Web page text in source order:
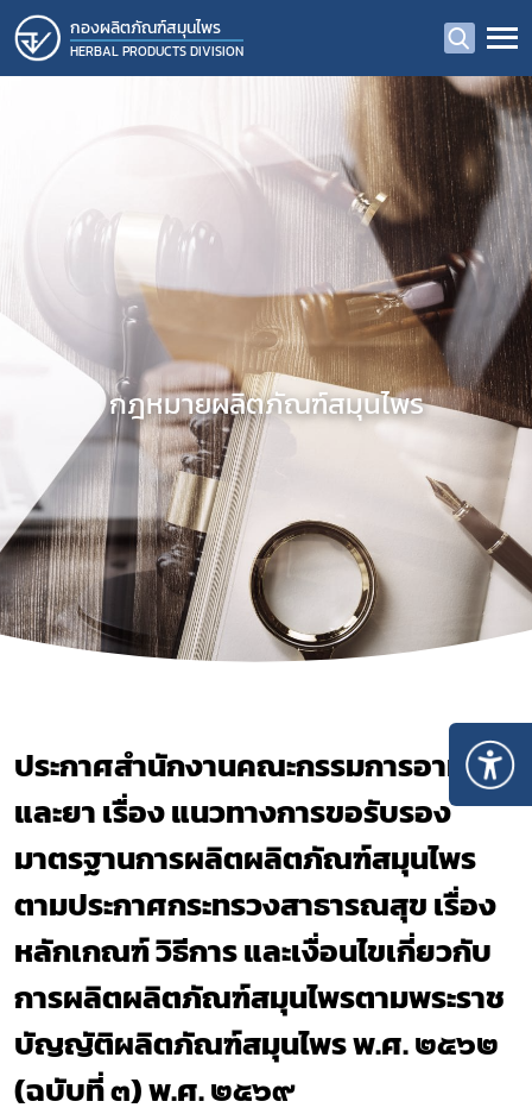
กองผลิตภัณฑ์สมุนไพร
HERBAL PRODUCTS DIVISION
กฎหมายผลิตภัณฑ์สมุนไพร
ประกาศสำนักงานคณะกรรมการอาหาร
และยา เรื่อง แนวทางการขอรับรอง
มาตรฐานการผลิตผลิตภัณฑ์สมุนไพร
ตามประกาศกระทรวงสาธารณสุข เรื่อง
หลักเกณฑ์ วิธีการ และเงื่อนไขเกี่ยวกับ
การผลิตผลิตภัณฑ์สมุนไพรตามพระราช
บัญญัติผลิตภัณฑ์สมุนไพร พ.ศ. ๒๕๖๒
(ฉบับที่ ๓) พ.ศ. ๒๕๖๙